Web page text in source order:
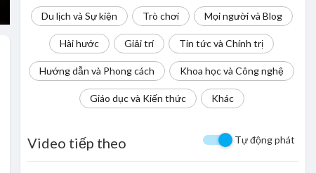
Du lịch và Sự kiện Trò chơi Mọi người và Blog
Hài hước Giải trí Tin tức và Chính trị
Hướng dẫn và Phong cách Khoa học và Công nghệ
Giáo dục và Kiến thức Khác
Video tiếp theo Tự động phát